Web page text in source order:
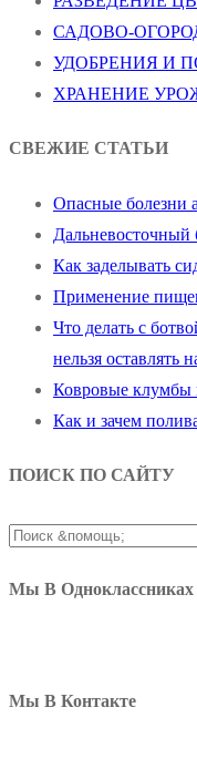
САДОВО-
УДОБРЕНИЯ И
ХРАНЕНИЕ
СВЕЖИЕ СТАТЬИ
Опасные болезни
Как заделывать
Применение
Что делать с
нельзя оставлять
Ковровые клумбы
Как и зачем
ПОИСК ПО САЙТУ
Найти:
Мы В Одноклассниках
Мы В Контакте